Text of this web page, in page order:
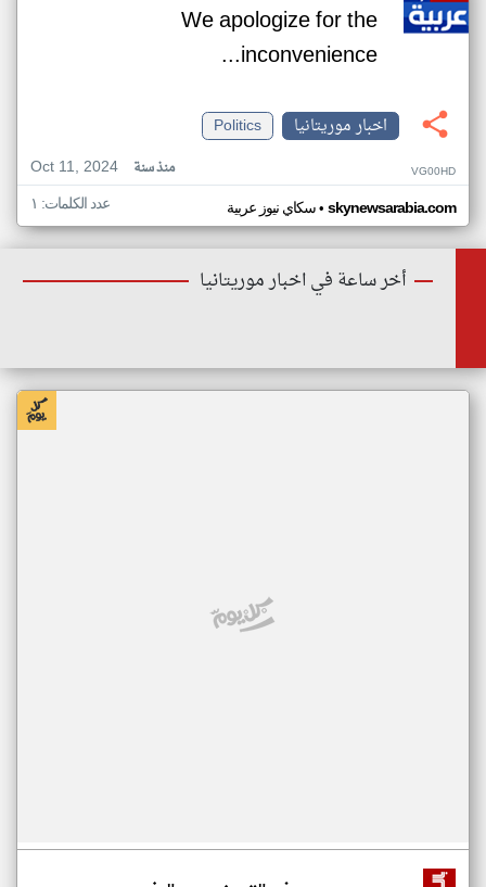
We apologize for the
inconvenience...
اخبار موريتانيا
Politics
Oct 11, 2024
منذ سنة VG00HD
سكاي نيوز عربية• skynewsarabia.com عدد الكلمات: ١
أخر ساعة في اخبار موريتانيا